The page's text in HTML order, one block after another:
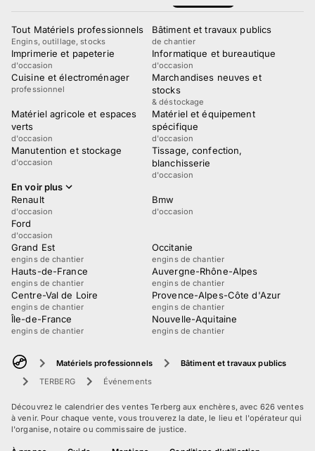
Tout Matériels professionnels
Engins, outillage, stocks
Bâtiment et travaux publics
de chantier
Imprimerie et papeterie
d'occasion
Informatique et bureautique
d'occasion
Cuisine et électroménager
professionnel
Marchandises neuves et
stocks
& déstockage
Matériel agricole et espaces
verts
d'occasion
Matériel et équipement
spécifique
d'occasion
Manutention et stockage
d'occasion
Tissage, confection,
blanchisserie
d'occasion
En voir plus
Renault
d'occasion
Bmw
d'occasion
Ford
d'occasion
Grand Est
engins de chantier
Occitanie
engins de chantier
Hauts-de-France
engins de chantier
Auvergne-Rhône-Alpes
engins de chantier
Centre-Val de Loire
engins de chantier
Provence-Alpes-Côte d'Azur
engins de chantier
Île-de-France
engins de chantier
Nouvelle-Aquitaine
engins de chantier
Matériels professionnels
Bâtiment et travaux publics
TERBERG
Événements
Découvrez le calendrier des ventes Terberg aux enchères, avec 626 ventes
à venir. Pour chaque vente, vous trouverez la date, le lieu et l'opérateur qui
l'organise, notaire ou commissaire de justice.